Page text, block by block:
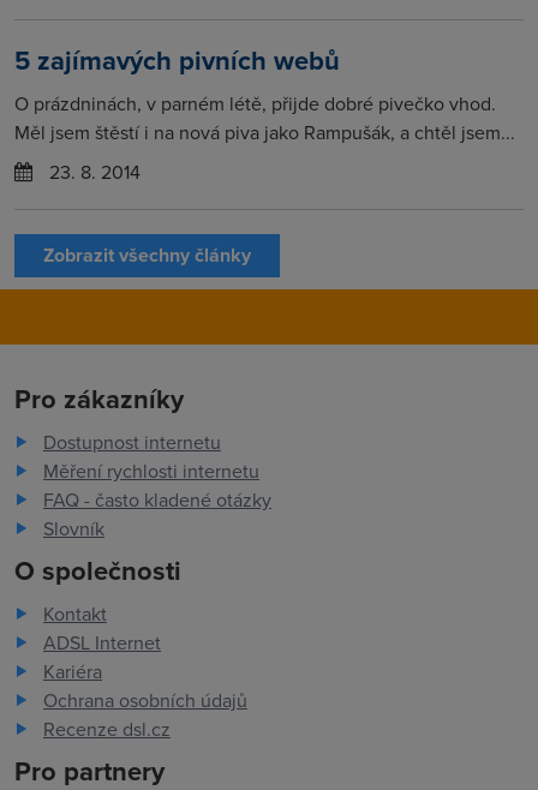
5 zajímavých pivních webů
O prázdninách, v parném létě, přijde dobré pivečko vhod.
Měl jsem štěstí i na nová piva jako Rampušák, a chtěl jsem...
23. 8. 2014
Zobrazit všechny články
Pro zákazníky
Dostupnost internetu
Měření rychlosti internetu
FAQ - často kladené otázky
Slovník
O společnosti
Kontakt
ADSL Internet
Kariéra
Ochrana osobních údajů
Recenze dsl.cz
Pro partnery